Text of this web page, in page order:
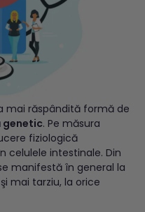
mai răspândită formă de
genetic. Pe măsura
fiziologică
celulele intestinale. Din
manifestă în general la
mai tarziu, la orice